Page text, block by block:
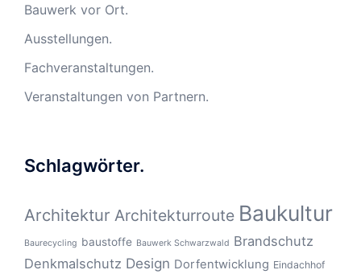
Bauwerk vor Ort.
Ausstellungen.
Fachveranstaltungen.
Veranstaltungen von Partnern.
Schlagwörter.
Architektur Architekturroute Baukultur
Baurecycling baustoffe Bauwerk Schwarzwald Brandschutz
Denkmalschutz Design Dorfentwicklung Eindachhof